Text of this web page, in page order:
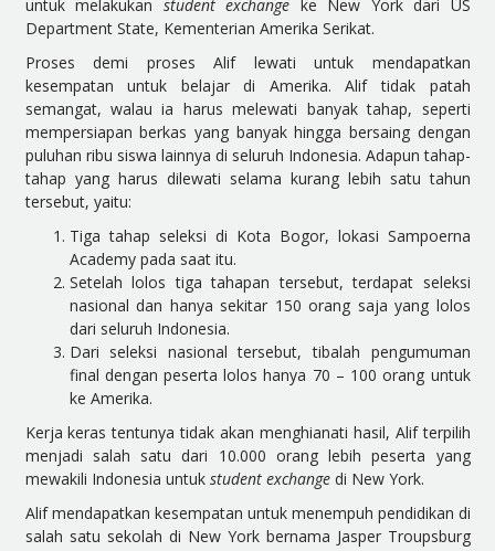
untuk melakukan student exchange ke New York dari US
Department State, Kementerian Amerika Serikat.
Proses demi proses Alif lewati untuk mendapatkan
kesempatan untuk belajar di Amerika. Alif tidak patah
semangat, walau ia harus melewati banyak tahap, seperti
mempersiapan berkas yang banyak hingga bersaing dengan
puluhan ribu siswa lainnya di seluruh Indonesia. Adapun tahap-
tahap yang harus dilewati selama kurang lebih satu tahun
tersebut, yaitu:
Tiga tahap seleksi di Kota Bogor, lokasi Sampoerna
Academy pada saat itu.
Setelah lolos tiga tahapan tersebut, terdapat seleksi
nasional dan hanya sekitar 150 orang saja yang lolos
dari seluruh Indonesia.
Dari seleksi nasional tersebut, tibalah pengumuman
final dengan peserta lolos hanya 70 – 100 orang untuk
ke Amerika.
Kerja keras tentunya tidak akan menghianati hasil, Alif terpilih
menjadi salah satu dari 10.000 orang lebih peserta yang
mewakili Indonesia untuk student exchangedi New York.
Alif mendapatkan kesempatan untuk menempuh pendidikan di
salah satu sekolah di New York bernama Jasper Troupsburg